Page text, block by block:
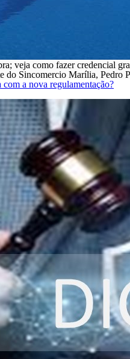
veja como fazer credencial
Sincomercio Marília, Pedro
a nova regulamentação?